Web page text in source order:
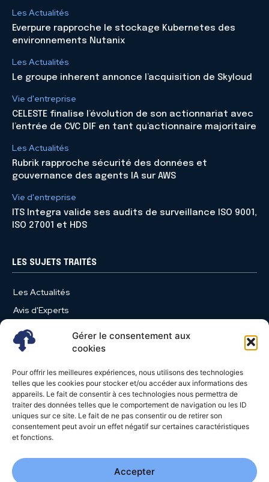
Gérer le consentement aux
cookies
Pour offrir les meilleures expériences, nous utilisons des technologies
telles que les cookies pour stocker et/ou accéder aux informations des
appareils. Le fait de consentir à ces technologies nous permettra de
traiter des données telles que le comportement de navigation ou les ID
uniques sur ce site. Le fait de ne pas consentir ou de retirer son
consentement peut avoir un effet négatif sur certaines caractéristiques
et fonctions.
Accepter
Les Actualités
Everpure rapproche le stockage Kubernetes des
environnements Nutanix
Les Actualités
Le groupe inherent annonce l’acquisition de Skyloud
Vie d'entreprise
CELESTE finalise l’évolution de son actionnariat avec
l’entrée de CVC DIF en tant qu’actionnaire majoritaire
Les Actualités
Rubrik rapproche sécurité des données et
gouvernance des agents IA sur AWS
Vie d'entreprise
ITS Integra valide ses audits de surveillance ISO 9001,
ISO 27001 et HDS
LES SUJETS TRAITÉS
Les Actualités
Avis d'Experts
Produits et Services
Vie d'entreprise
Nominations
Études
Évènements
Video News